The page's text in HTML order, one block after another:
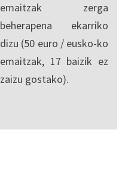
emaitzak zerga
beherapena ekarriko
dizu (50 euro / eusko-ko
emaitzak, 17 baizik ez
zaizu gostako).